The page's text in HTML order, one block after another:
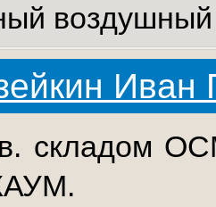
Иван
складом